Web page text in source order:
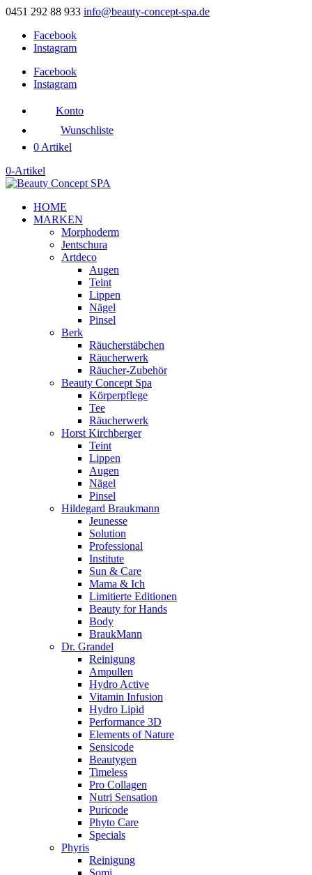
0451 292 88 933 info@beauty-concept-spa.de
Facebook
Instagram
Facebook
Instagram
Konto
Wunschliste
0 Artikel
0-Artikel
HOME
MARKEN
Morphoderm
Jentschura
Artdeco
Augen
Teint
Lippen
Nägel
Pinsel
Berk
Räucherstäbchen
Räucherwerk
Räucher-Zubehör
Beauty Concept Spa
Körperpflege
Tee
Räucherwerk
Horst Kirchberger
Teint
Lippen
Augen
Nägel
Pinsel
Hildegard Braukmann
Jeunesse
Solution
Professional
Institute
Sun & Care
Mama & Ich
Limitierte Editionen
Beauty for Hands
Body
BraukMann
Dr. Grandel
Reinigung
Ampullen
Hydro Active
Vitamin Infusion
Hydro Lipid
Performance 3D
Elements of Nature
Sensicode
Beautygen
Timeless
Pro Collagen
Nutri Sensation
Puricode
Phyto Care
Specials
Phyris
Reinigung
Somi